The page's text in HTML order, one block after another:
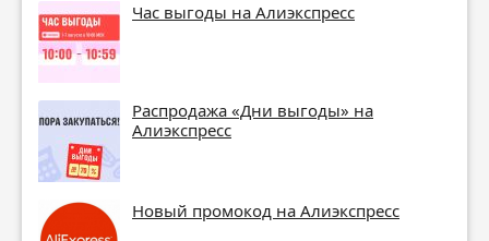
Час выгоды на Алиэкспресс
Распродажа «Дни выгоды» на
Алиэкспресс
Новый промокод на Алиэкспресс